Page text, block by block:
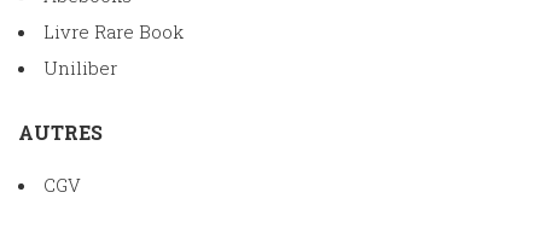
Livre Rare Book
Uniliber
AUTRES
CGV